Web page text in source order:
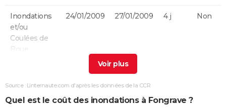
Inondations
et/ou
Coulées de
Boue
24/01/2009 27/01/2009 4 j Non
et/ou
Boue
25/12/1999 29/12/1999
Source : Linternaute.com d'après les données de la CCR
Quel est le coût des inondations à Fongrave ?